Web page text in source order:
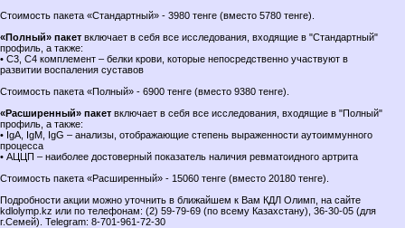
Стоимость пакета «Стандартный» - 3980 тенге (вместо 5780 тенге).
«Полный» пакет включает в себя все исследования, входящие в "Стандартный"
профиль, а также:
• С3, С4 комплемент – белки крови, которые непосредственно участвуют в
развитии воспаления суставов
Стоимость пакета «Полный» - 6900 тенге (вместо 9380 тенге).
«Расширенный» пакет включает в себя все исследования, входящие в "Полный"
профиль, а также:
• IgA, IgM, IgG – анализы, отображающие степень выраженности аутоиммунного
процесса
• АЦЦП – наиболее достоверный показатель наличия ревматоидного артрита
Стоимость пакета «Расширенный» - 15060 тенге (вместо 20180 тенге).
Подробности акции можно уточнить в ближайшем к Вам КДЛ Олимп, на сайте
kdlolymp.kz или по телефонам: (2) 59-79-69 (по всему Казахстану), 36-30-05 (для
г.Семей). Telegram: 8-701-961-72-30